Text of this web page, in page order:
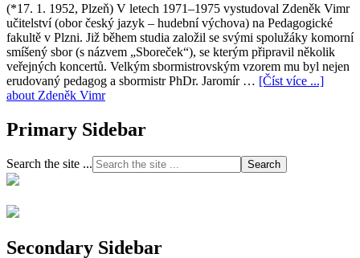
(*17. 1. 1952, Plzeň) V letech 1971–1975 vystudoval Zdeněk Vimr
učitelství (obor český jazyk – hudební výchova) na Pedagogické
fakultě v Plzni. Již během studia založil se svými spolužáky komorní
smíšený sbor (s názvem „Sboreček“), se kterým připravil několik
veřejných koncertů. Velkým sbormistrovským vzorem mu byl nejen
erudovaný pedagog a sbormistr PhDr. Jaromír … [Číst více ...]
about Zdeněk Vimr
Primary Sidebar
Search the site ...
Secondary Sidebar